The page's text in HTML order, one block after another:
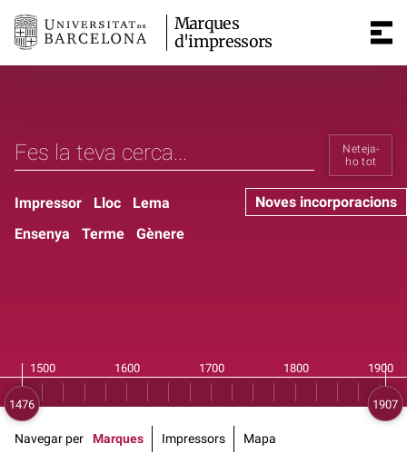
Marques
d'impressors
Neteja-
ho tot
Noves incorporacions
Impressor Lloc
Lema
Ensenya
Terme Gènere
Navegar per Marques Impressors Mapa